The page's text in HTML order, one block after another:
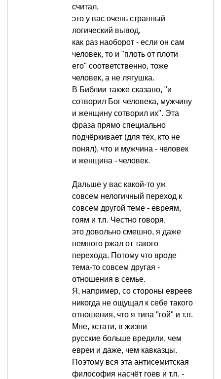
считал,
это у вас очень странный
логический вывод,
как раз наоборот - если он сам
человек, то и "плоть от плоти
его" соответственно, тоже
человек, а не лягушка.
В Библии также сказано, "и
сотворил Бог человека, мужчину
и женщину сотворил их". Эта
фраза прямо специально
подчёркивает (для тех, кто не
понял), что и мужчина - человек
и женщина - человек.
Дальше у вас какой-то уж
совсем нелогичный переход к
совсем другой теме - евреям,
гоям и т.п. Честно говоря,
это довольно смешно, я даже
немного ржал от такого
перехода. Потому что вроде
тема-то совсем другая -
отношения в семье.
Я, например, со стороны евреев
никогда не ощущал к себе такого
отношения, что я типа "гой" и т.п.
Мне, кстати, в жизни
русские больше вредили, чем
евреи и даже, чем кавказцы.
Поэтому вся эта антисемитская
философия насчёт гоев и т.п. -